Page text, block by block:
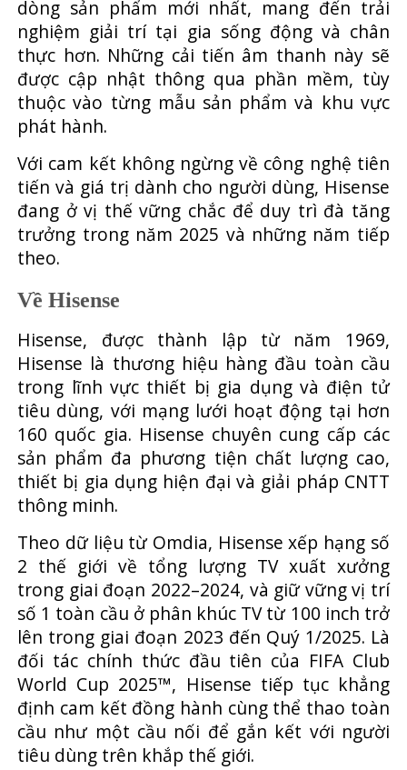
dòng sản phẩm mới nhất, mang đến trải
nghiệm giải trí tại gia sống động và chân
thực hơn. Những cải tiến âm thanh này sẽ
được cập nhật thông qua phần mềm, tùy
thuộc vào từng mẫu sản phẩm và khu vực
phát hành.
Với cam kết không ngừng về công nghệ tiên
tiến và giá trị dành cho người dùng, Hisense
đang ở vị thế vững chắc để duy trì đà tăng
trưởng trong năm 2025 và những năm tiếp
theo.
Về Hisense
Hisense, được thành lập từ năm 1969,
Hisense là thương hiệu hàng đầu toàn cầu
trong lĩnh vực thiết bị gia dụng và điện tử
tiêu dùng, với mạng lưới hoạt động tại hơn
160 quốc gia. Hisense chuyên cung cấp các
sản phẩm đa phương tiện chất lượng cao,
thiết bị gia dụng hiện đại và giải pháp CNTT
thông minh.
Theo dữ liệu từ Omdia, Hisense xếp hạng số
2 thế giới về tổng lượng TV xuất xưởng
trong giai đoạn 2022–2024, và giữ vững vị trí
số 1 toàn cầu ở phân khúc TV từ 100 inch trở
lên trong giai đoạn 2023 đến Quý 1/2025. Là
đối tác chính thức đầu tiên của FIFA Club
World Cup 2025™, Hisense tiếp tục khẳng
định cam kết đồng hành cùng thể thao toàn
cầu như một cầu nối để gắn kết với người
tiêu dùng trên khắp thế giới.